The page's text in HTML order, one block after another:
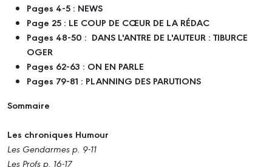
Pages 4-5 : NEWS
Page 25 : LE COUP DE CŒUR DE LA RÉDAC
Pages 48-50 : DANS L'ANTRE DE L'AUTEUR : TIBURCE
OGER
Pages 62-63 : ON EN PARLE
Pages 79-81 : PLANNING DES PARUTIONS
Sommaire
Les chroniques Humour
Les Gendarmes p. 9-11
Les Profs p. 16-17